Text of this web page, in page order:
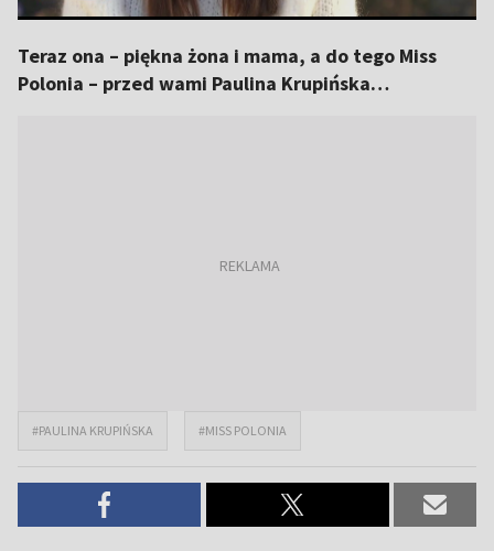
Teraz ona – piękna żona i mama, a do tego Miss
Polonia – przed wami Paulina Krupińska…
#PAULINA KRUPIŃSKA #MISS POLONIA